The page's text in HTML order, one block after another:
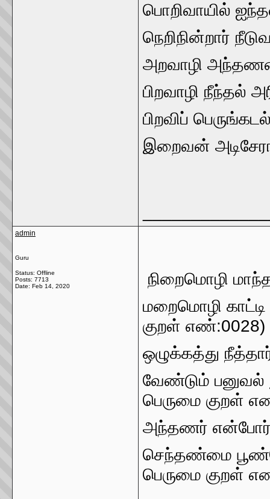
பொறிவாயில்
நெறிநின்றார்
அறவாழி
பிறவாழி நீந்தல்
பிறவிப்
இறைவன்
admin
Guru
Status: Offline
Posts: 7713
Date: Feb 14, 2020
நிறைமொழி
மறைமொழி
குறள் எண்:0028)
ஒழுக்கத்து
வேண்டும்
பெருமை குறள்
அந்தணர் என்போர்
செந்தண்மை
பெருமை குறள்